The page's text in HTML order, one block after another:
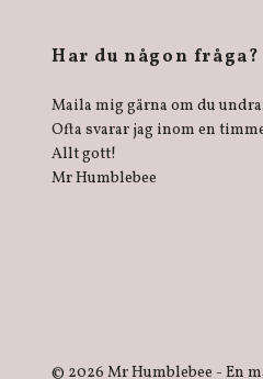
Har du någon fråga?
Maila mig gärna om du
Ofta svarar jag inom en
Allt gott!
Mr Humblebee
© 2026 Mr Humblebee - En